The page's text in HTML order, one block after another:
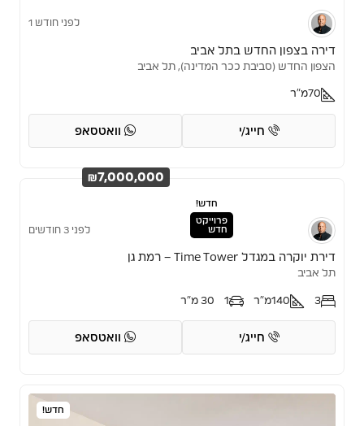
לפני חודש 1
דירה בצפון החדש בתל אביב
הצפון החדש (סביבת ככר המדינה), תל אביב
70מ"ר
חייג/י וואטסאפ
חדש!
פרוייקט
חדש
₪7,000,000
לפני 3 חודשים
דירת יוקרה במגדל Time Tower – רמת גן
תל אביב
3
140מ"ר 1 30 מ"ר
חייג/י וואטסאפ
חדש!